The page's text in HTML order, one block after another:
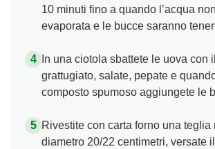
10 minuti fino a quando l’acqua
evaporata e le bucce saranno
In una ciotola sbattete le uova con
grattugiato, salate, pepate e
composto spumoso aggiungete le
Rivestite con carta forno una teglia
diametro 20/22 centimetri, versate